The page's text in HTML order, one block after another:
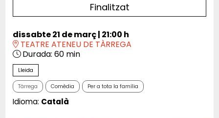
Finalitzat
dissabte 21 de març| 21:00 h
TEATRE ATENEU DE TÀRREGA
Durada: 60 min
Lleida
Tàrrega Comèdia Per a tota la família
Idioma: Català